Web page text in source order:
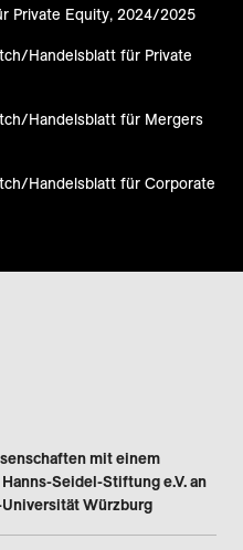
Private Equity, 2024/2025
Handelsblatt für Private
Handelsblatt für Mergers
Handelsblatt für Corporate
mit einem
Seidel-Stiftung e.V. an
Würzburg